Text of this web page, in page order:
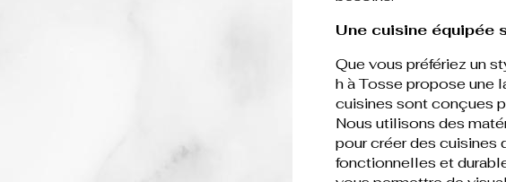
Une cuisine équipée
Que vous préfériez un
h à Tosse propose une
cuisines sont conçues
Nous utilisons des
pour créer des cuisines
fonctionnelles et